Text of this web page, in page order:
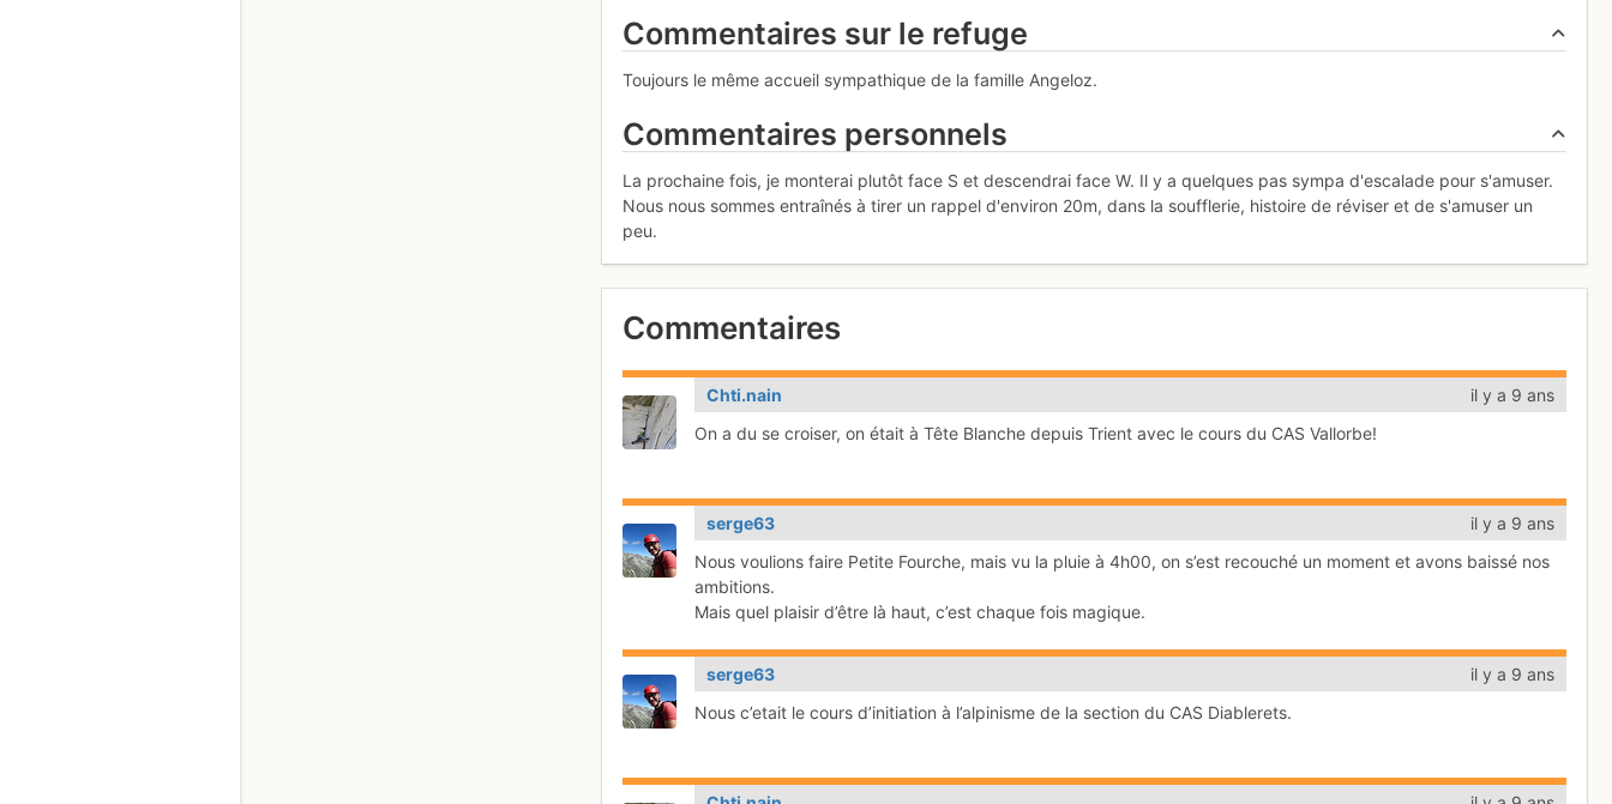
Commentaires sur le refuge
Toujours le même accueil sympathique de la famille Angeloz.
Commentaires personnels
La prochaine fois, je monterai plutôt face S et descendrai face W. Il y a quelques pas sympa d'escalade pour s'amuser.
Nous nous sommes entraînés à tirer un rappel d'environ 20m, dans la soufflerie, histoire de réviser et de s'amuser un
peu.
Commentaires
Chti.nain
il y a 9 ans
On a du se croiser, on était à Tête Blanche depuis Trient avec le cours du CAS Vallorbe!
serge63
il y a 9 ans
Nous voulions faire Petite Fourche, mais vu la pluie à 4h00, on s’est recouché un moment et avons baissé nos
ambitions.
Mais quel plaisir d’être là haut, c’est chaque fois magique.
serge63
il y a 9 ans
Nous c’etait le cours d’initiation à l’alpinisme de la section du CAS Diablerets.